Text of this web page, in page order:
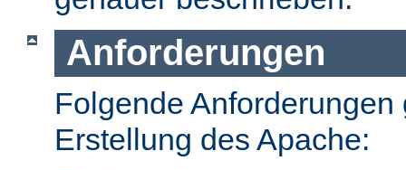
Anforderungen
Folgende Anforderungen
Erstellung des Apache: